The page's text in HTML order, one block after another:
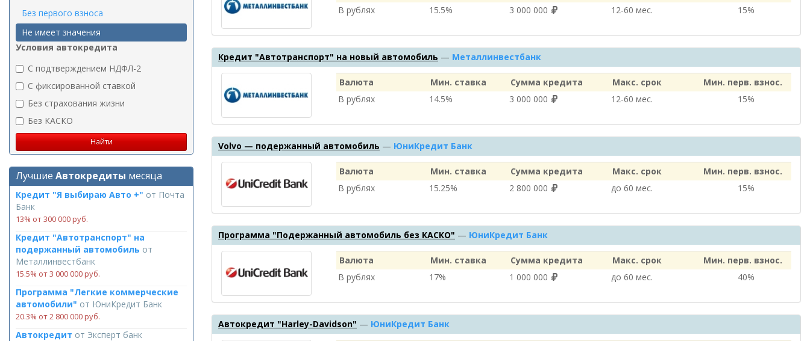
Без первого взноса
Не имеет значения
Условия автокредита
C подтверждением НДФЛ-2
C фиксированной ставкой
Без страхования жизни
Без КАСКО
Лучшие Автокредиты месяца
Кредит "Я выбираю Авто +" от Почта
Банк
13% от 300 000 руб.
Кредит "Автотранспорт" на
подержанный автомобиль от
Металлинвестбанк
15.5% от 3 000 000 руб.
Программа "Легкие коммерческие
автомобили" от ЮниКредит Банк
20.3% от 2 800 000 руб.
Автокредит от Эксперт банк
В рублях
15.5% 3 000 000 12‑60 мес. 15%
Кредит "Автотранспорт" на новый автомобиль — Металлинвестбанк
Валюта Мин. ставка Сумма кредита Макс. срок
Мин. перв. взнос.
В рублях
14.5% 3 000 000 12‑60 мес. 15%
Volvo — подержанный автомобиль — ЮниКредит Банк
Валюта Мин. ставка Сумма кредита Макс. срок
Мин. перв. взнос.
В рублях
15.25% 2 800 000 до 60 мес. 15%
Программа "Подержанный автомобиль без КАСКО" — ЮниКредит Банк
Валюта Мин. ставка Сумма кредита Макс. срок
Мин. перв. взнос.
В рублях
17% 1 000 000 до 60 мес. 40%
Автокредит "Harley-Davidson" — ЮниКредит Банк